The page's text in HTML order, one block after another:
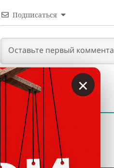
Подписаться
КОММЕНТАРИИ
×